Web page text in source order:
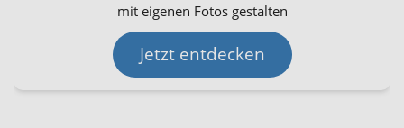
mit eigenen Fotos gestalten
Jetzt entdecken